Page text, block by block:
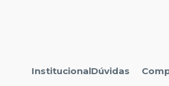
InstitucionalDúvidas